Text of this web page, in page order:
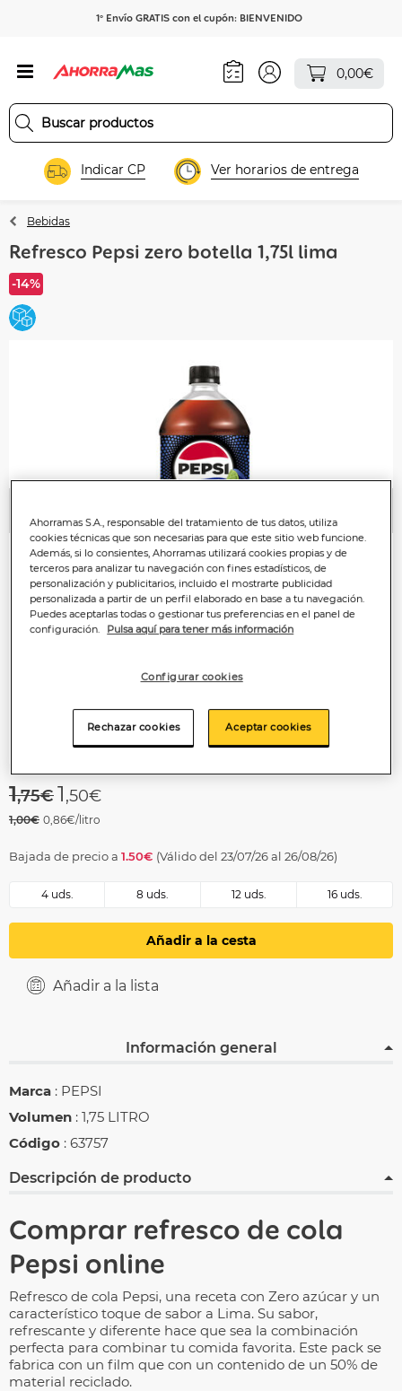
1º Envío GRATIS con el cupón: BIENVENIDO
0,00€
Indicar CP Ver horarios de entrega
Bebidas
Refresco Pepsi zero botella 1,75l lima
-14%
Anterior
Price reduced from
1,75€to
1,50€
1,00€ 0,86€/litro
Bajada de precio a 1.50€ (Válido del 23/07/26 al 26/08/26)
4 uds. 8 uds. 12 uds. 16 uds.
Añadir a la cesta
Añadir a la lista
Información general
Marca : PEPSI
Volumen : 1,75 LITRO
Código : 63757
Descripción de producto
Comprar refresco de cola
Pepsi online
Refresco de cola Pepsi, una receta con Zero azúcar y un
característico toque de sabor a Lima. Su sabor,
refrescante y diferente hace que sea la combinación
perfecta para combinar tu comida favorita. Este pack se
fabrica con un film que con un contenido de un 50% de
material reciclado.
Ahorramas S.A., responsable del tratamiento de tus datos, utiliza
cookies técnicas que son necesarias para que este sitio web funcione.
Además, si lo consientes, Ahorramas utilizará cookies propias y de
terceros para analizar tu navegación con fines estadísticos, de
personalización y publicitarios, incluido el mostrarte publicidad
personalizada a partir de un perfil elaborado en base a tu navegación.
Puedes aceptarlas todas o gestionar tus preferencias en el panel de
configuración.
Pulsa aquí para tener más información
Configurar cookies
Rechazar cookies Aceptar cookies